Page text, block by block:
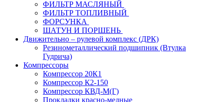
ФИЛЬТР МАСЛЯНЫЙ
ФИЛЬТР ТОПЛИВНЫЙ
ФОРСУНКА
ШАТУН И ПОРШЕНЬ
Движительно – рулевой комплекс (ДРК)
Резинометаллический подшипник (Втулка
Гудрича)
Компрессоры
Компрессор 20К1
Компрессор К2-150
Компрессор КВД-М(Г)
Прокладки красно-медные